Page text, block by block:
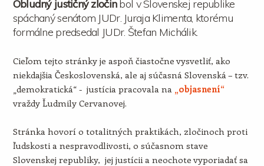
Obludný justičný zločinbol v Slovenskej republike
spáchaný senátom JUDr. Juraja Klimenta, ktorému
formálne predsedal JUDr. Štefan Michálik.
Cieľom tejto stránky je aspoň čiastočne vysvetliť, ako
niekdajšia Československá, ale aj súčasná Slovenská – tzv.
„demokratická“ - justícia pracovala na „objasnení“
vraždy Ľudmily Cervanovej.
Stránka hovorí o totalitných praktikách, zločinoch proti
ľudskosti a nespravodlivosti, o súčasnom stave
Slovenskej republiky, jej justícii a neochote vyporiadať sa